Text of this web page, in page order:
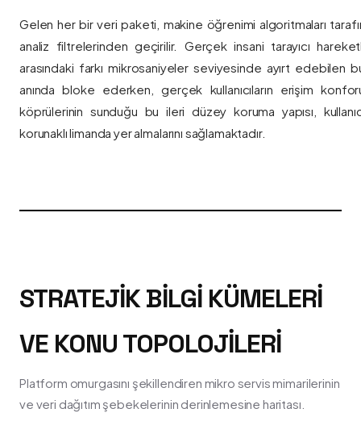
Gelen her bir veri paketi, makine öğrenimi algoritmaları
analiz filtrelerinden geçirilir. Gerçek insani tarayıcı
arasındaki farkı mikrosaniyeler seviyesinde ayırt edebilen
anında bloke ederken, gerçek kullanıcıların erişim
köprülerinin sunduğu bu ileri düzey koruma yapısı,
korunaklı limanda yer almalarını sağlamaktadır.
STRATEJIK BILGI KÜMELERI
VE KONU TOPOLOJILERI
Platform omurgasını şekillendiren mikro servis mimarilerinin
ve veri dağıtım şebekelerinin derinlemesine haritası.